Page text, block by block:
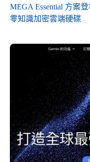
MEGA Essential 方案
零知識加密雲端硬碟